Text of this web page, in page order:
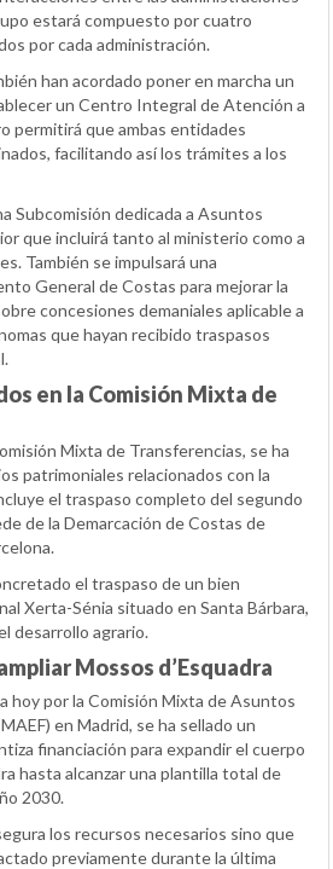
estará compuesto por cuatro
por cada administración.
han acordado poner en marcha un
un Centro Integral de Atención a
permitirá que ambas entidades
facilitando así los trámites a los
Subcomisión dedicada a Asuntos
que incluirá tanto al ministerio como a
También se impulsará una
General de Costas para mejorar la
concesiones demaniales aplicable a
que hayan recibido traspasos
en la Comisión Mixta de
Mixta de Transferencias, se ha
patrimoniales relacionados con la
el traspaso completo del segundo
de la Demarcación de Costas de
el traspaso de un bien
Xerta-Sénia situado en Santa Bárbara,
desarrollo agrario.
Mossos d’Esquadra
hoy por la Comisión Mixta de Asuntos
en Madrid, se ha sellado un
financiación para expandir el cuerpo
hasta alcanzar una plantilla total de
2030.
los recursos necesarios sino que
previamente durante la última